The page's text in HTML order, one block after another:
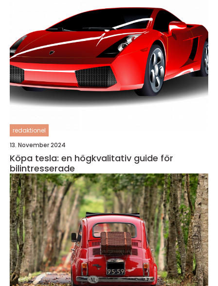
redaktionel
13. November 2024
Köpa tesla: en högkvalitativ guide för
bilintresserade